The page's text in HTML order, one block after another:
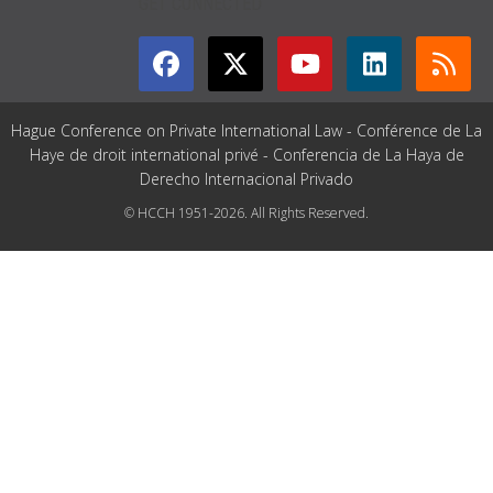
Hague Conference on Private International Law - Conférence de La
Haye de droit international privé - Conferencia de La Haya de
Derecho Internacional Privado
© HCCH 1951-2026. All Rights Reserved.